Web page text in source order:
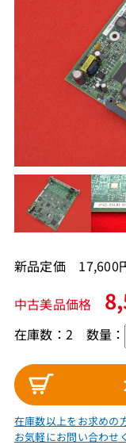
新品定価 17,600
中古美品価格
在庫数：2 数量：
在庫数以上をお求めの
お気軽にお問い合わせ